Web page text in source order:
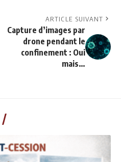
ARTICLE SUIVANT
Capture d’images par
drone pendant le
confinement : Oui
mais…